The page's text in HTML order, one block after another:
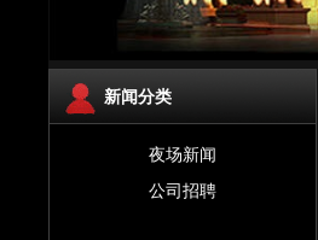
新闻分类
夜场新闻
公司招聘